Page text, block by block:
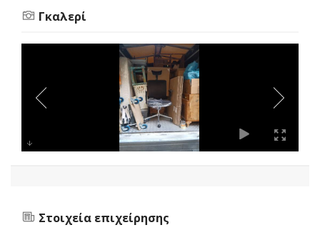
Γκαλερί
Στοιχεία επιχείρησης